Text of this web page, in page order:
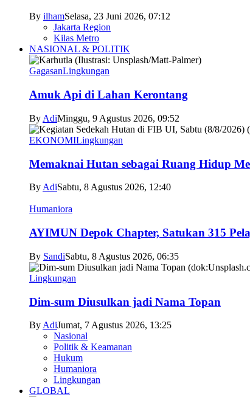
By ilhamSelasa, 23 Juni 2026, 07:12
Jakarta Region
Kilas Metro
NASIONAL & POLITIK
GagasanLingkungan
Amuk Api di Lahan Kerontang
By AdiMinggu, 9 Agustus 2026, 09:52
EKONOMILingkungan
Memaknai Hutan sebagai Ruang Hidup
By AdiSabtu, 8 Agustus 2026, 12:40
Humaniora
AYIMUN Depok Chapter, Satukan 315
By SandiSabtu, 8 Agustus 2026, 06:35
Lingkungan
Dim-sum Diusulkan jadi Nama Topan
By AdiJumat, 7 Agustus 2026, 13:25
Nasional
Politik & Keamanan
Hukum
Humaniora
Lingkungan
GLOBAL